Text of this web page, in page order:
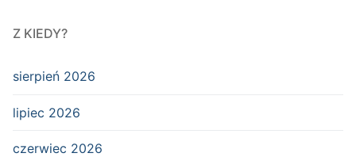
Z KIEDY?
sierpień 2026
lipiec 2026
czerwiec 2026